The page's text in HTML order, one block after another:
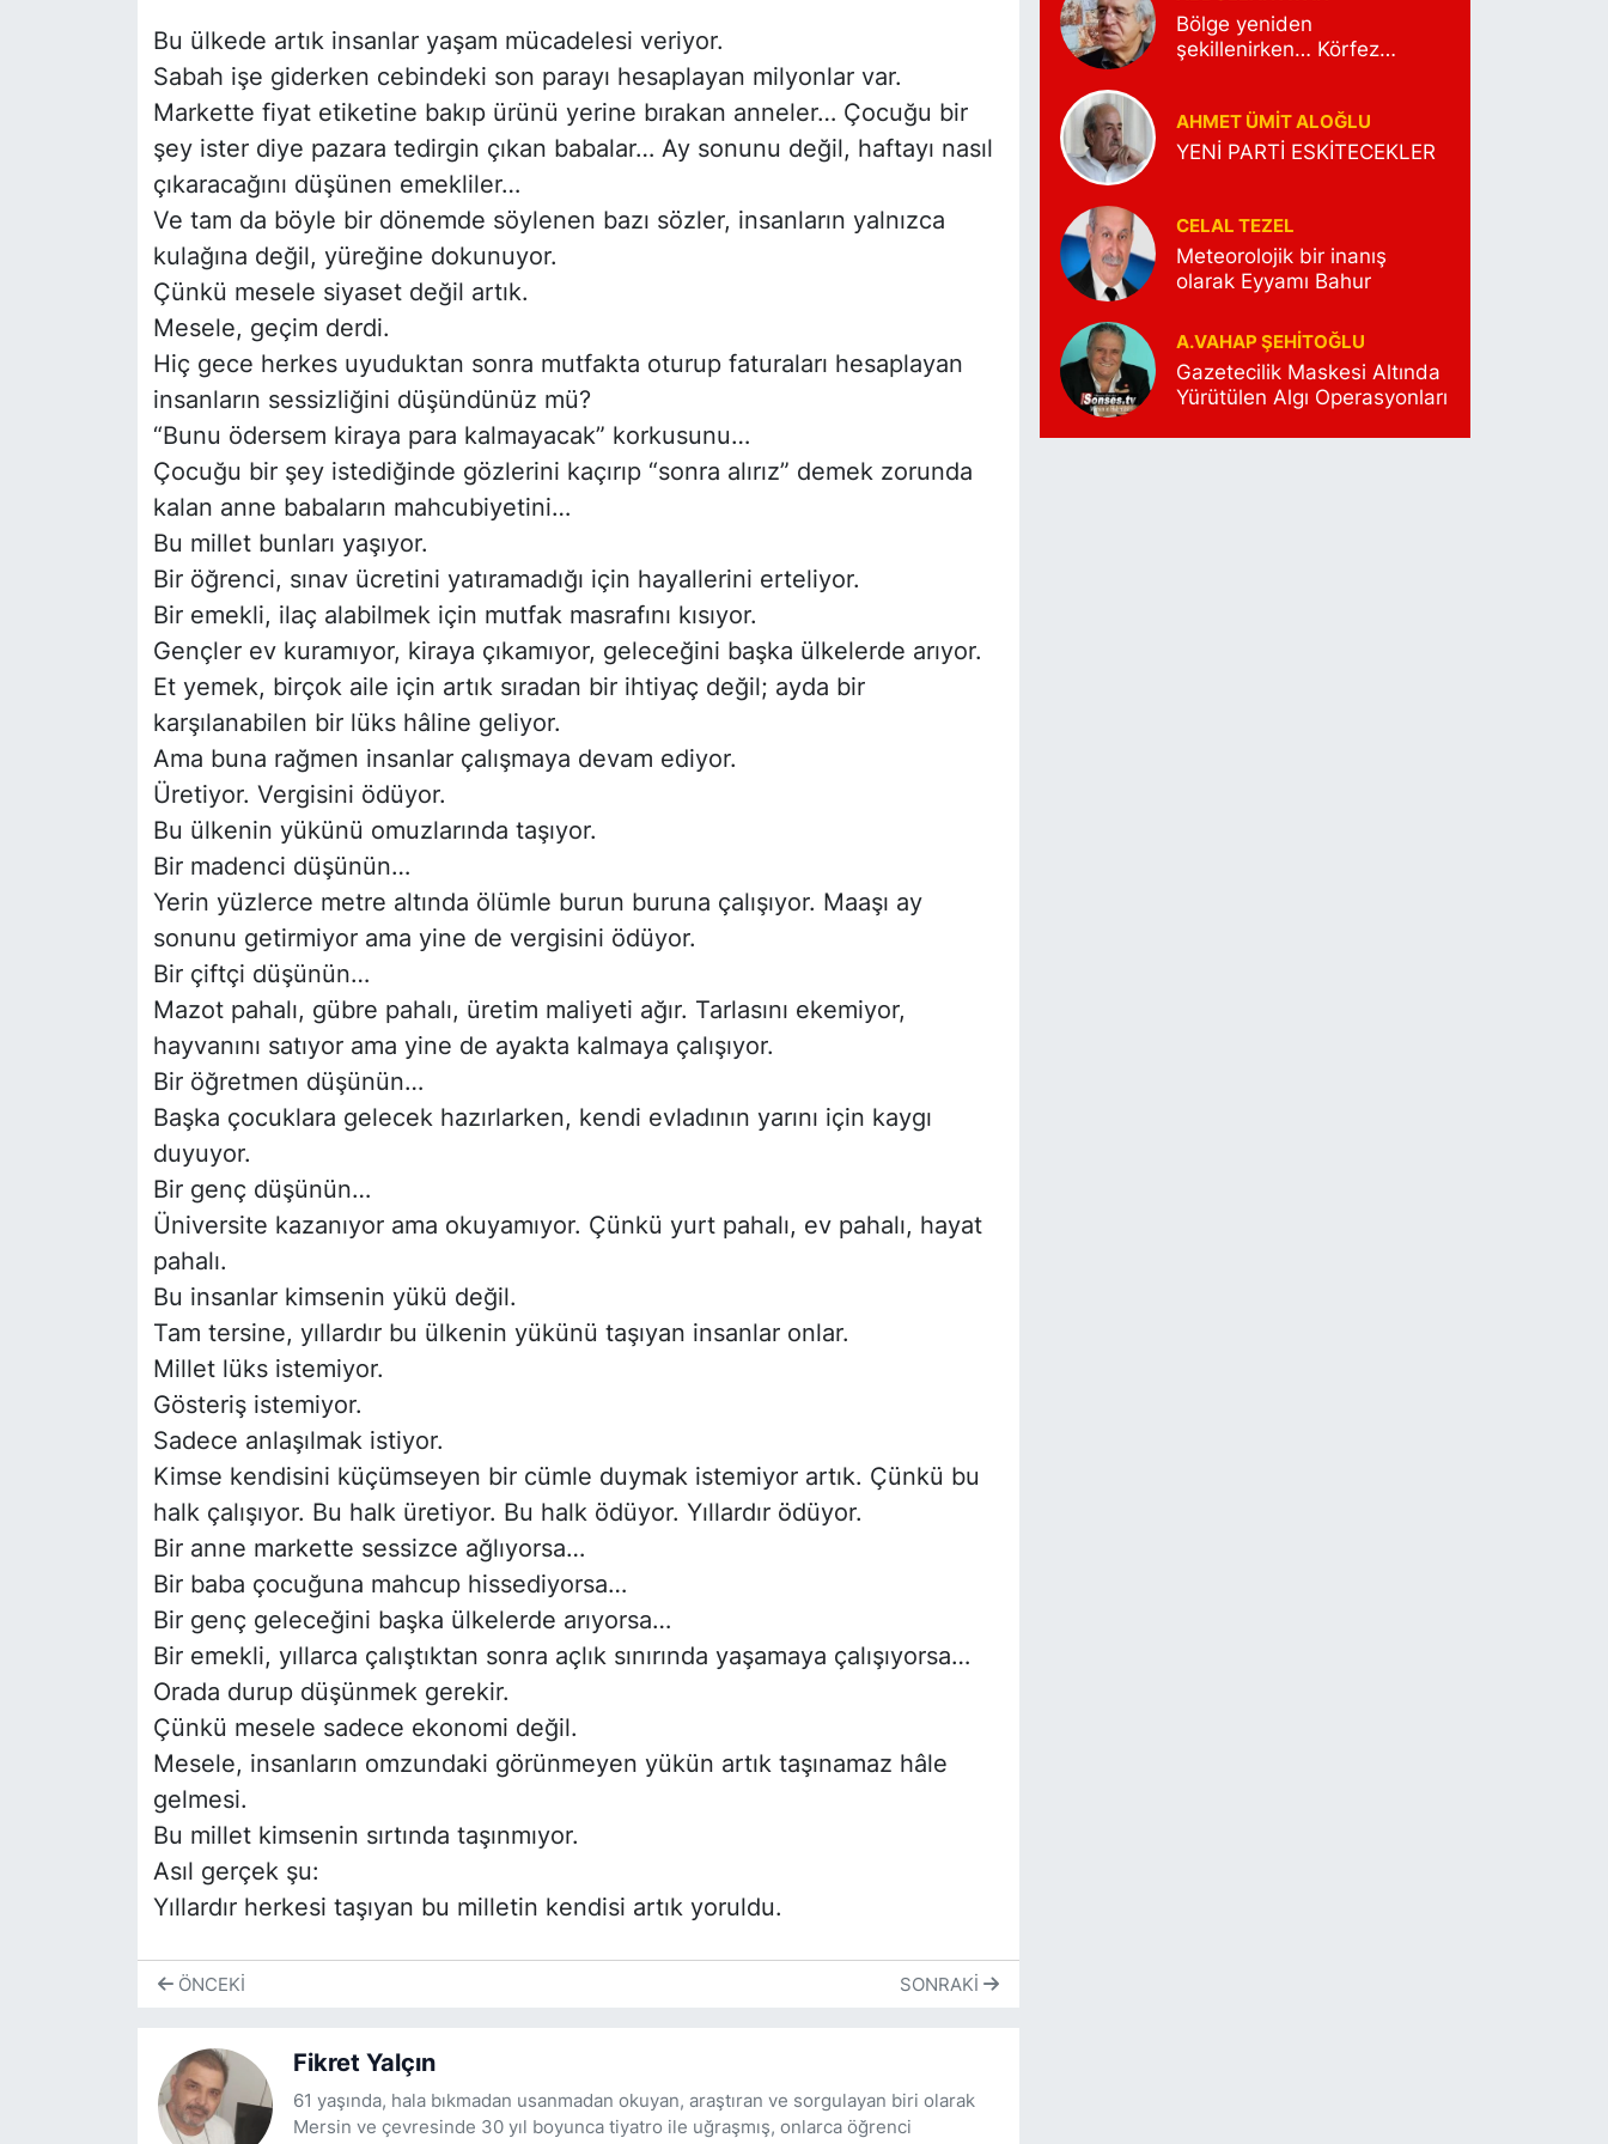
Bu ülkede artık insanlar yaşam mücadelesi veriyor.
Sabah işe giderken cebindeki son parayı hesaplayan milyonlar var.
Markette fiyat etiketine bakıp ürünü yerine bırakan anneler… Çocuğu bir
şey ister diye pazara tedirgin çıkan babalar… Ay sonunu değil, haftayı nasıl
çıkaracağını düşünen emekliler…
Ve tam da böyle bir dönemde söylenen bazı sözler, insanların yalnızca
kulağına değil, yüreğine dokunuyor.
Çünkü mesele siyaset değil artık.
Mesele, geçim derdi.
Hiç gece herkes uyuduktan sonra mutfakta oturup faturaları hesaplayan
insanların sessizliğini düşündünüz mü?
“Bunu ödersem kiraya para kalmayacak” korkusunu…
Çocuğu bir şey istediğinde gözlerini kaçırıp “sonra alırız” demek zorunda
kalan anne babaların mahcubiyetini…
Bu millet bunları yaşıyor.
Bir öğrenci, sınav ücretini yatıramadığı için hayallerini erteliyor.
Bir emekli, ilaç alabilmek için mutfak masrafını kısıyor.
Gençler ev kuramıyor, kiraya çıkamıyor, geleceğini başka ülkelerde arıyor.
Et yemek, birçok aile için artık sıradan bir ihtiyaç değil; ayda bir
karşılanabilen bir lüks hâline geliyor.
Ama buna rağmen insanlar çalışmaya devam ediyor.
Üretiyor. Vergisini ödüyor.
Bu ülkenin yükünü omuzlarında taşıyor.
Bir madenci düşünün…
Yerin yüzlerce metre altında ölümle burun buruna çalışıyor. Maaşı ay
sonunu getirmiyor ama yine de vergisini ödüyor.
Bir çiftçi düşünün…
Mazot pahalı, gübre pahalı, üretim maliyeti ağır. Tarlasını ekemiyor,
hayvanını satıyor ama yine de ayakta kalmaya çalışıyor.
Bir öğretmen düşünün…
Başka çocuklara gelecek hazırlarken, kendi evladının yarını için kaygı
duyuyor.
Bir genç düşünün…
Üniversite kazanıyor ama okuyamıyor. Çünkü yurt pahalı, ev pahalı, hayat
pahalı.
Bu insanlar kimsenin yükü değil.
Tam tersine, yıllardır bu ülkenin yükünü taşıyan insanlar onlar.
Millet lüks istemiyor.
Gösteriş istemiyor.
Sadece anlaşılmak istiyor.
Kimse kendisini küçümseyen bir cümle duymak istemiyor artık. Çünkü bu
halk çalışıyor. Bu halk üretiyor. Bu halk ödüyor. Yıllardır ödüyor.
Bir anne markette sessizce ağlıyorsa…
Bir baba çocuğuna mahcup hissediyorsa…
Bir genç geleceğini başka ülkelerde arıyorsa…
Bir emekli, yıllarca çalıştıktan sonra açlık sınırında yaşamaya çalışıyorsa…
Orada durup düşünmek gerekir.
Çünkü mesele sadece ekonomi değil.
Mesele, insanların omzundaki görünmeyen yükün artık taşınamaz hâle
gelmesi.
Bu millet kimsenin sırtında taşınmıyor.
Asıl gerçek şu:
Yıllardır herkesi taşıyan bu milletin kendisi artık yoruldu.
ÖNCEKI SONRAKI
Fikret Yalçın
61 yaşında, hala bıkmadan usanmadan okuyan, araştıran ve sorgulayan biri olarak
Mersin ve çevresinde 30 yıl boyunca tiyatro ile uğraşmış, onlarca öğrenci
Bölge yeniden
şekillenirken… Körfez
AHMET ÜMIT ALOĞLU
YENİ PARTİ ESKİTECEKLER
CELAL TEZEL
Meteorolojik bir inanış
olarak Eyyamı Bahur
A.VAHAP ŞEHITOĞLU
Gazetecilik Maskesi Altında
Yürütülen Algı Operasyonları
YEREL HABER
Haberde insan